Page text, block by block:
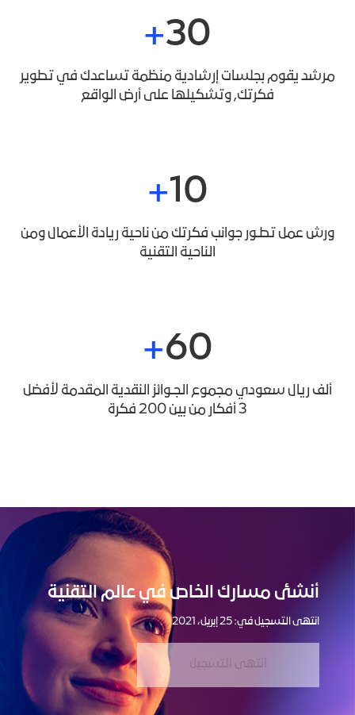
30
مرشد يقوم بجلسات إرشادية منظمة تساعدك في تطوير
فكرتك, وتشكيلها على أرض الواقع
10
ورش عمل تطـور جوانب فكرتك من ناحية ريادة الأعمال ومن
الناحية التقنية
60
ألف ريال سعودي مجموع الجـوائز النقدية المقدمة لأفضل
3 أفكار من بين 200 فكرة
أنشئ مسارك الخاص في عالم التقنية
انتهى التسجيل في: 25 إبريل، 2021